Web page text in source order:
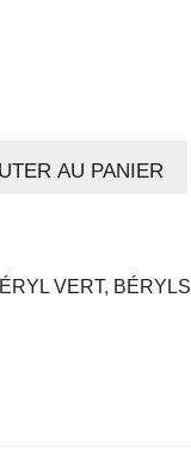
AU PANIER
VERT, BÉRYLS